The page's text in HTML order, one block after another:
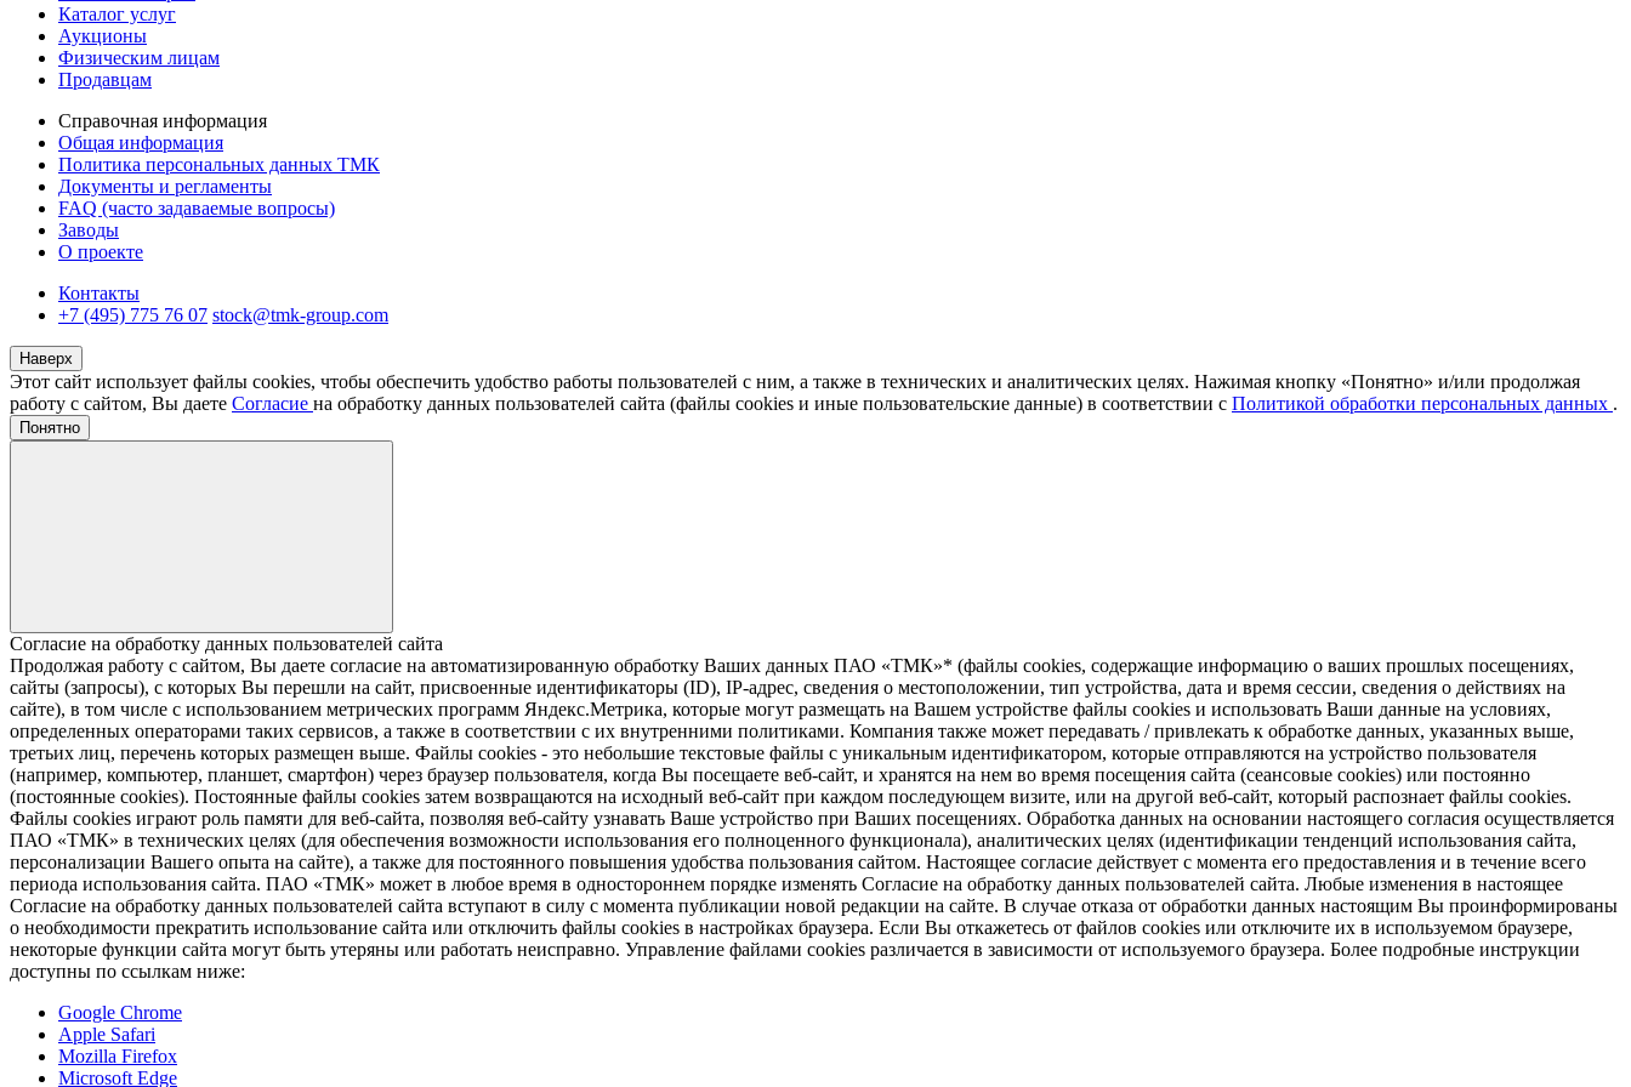
Каталог услуг
Аукционы
Физическим лицам
Продавцам
Справочная информация
Общая информация
Политика персональных данных ТМК
Документы и регламенты
FAQ (часто задаваемые вопросы)
Заводы
О проекте
Контакты
+7 (495) 775 76 07 stock@tmk-group.com
Наверх
Этот сайт использует файлы cookies, чтобы обеспечить удобство работы пользователей с ним, а также в технических и аналитических целях. Нажимая кнопку «Понятно» и/или продолжая
работу с сайтом, Вы даете Согласие на обработку данных пользователей сайта (файлы cookies и иные пользовательские данные) в соответствии с Политикой обработки персональных данных .
Понятно
Согласие на обработку данных пользователей сайта
Продолжая работу с сайтом, Вы даете согласие на автоматизированную обработку Ваших данных ПАО «ТМК»* (файлы cookies, содержащие информацию о ваших прошлых посещениях,
сайты (запросы), с которых Вы перешли на сайт, присвоенные идентификаторы (ID), IP-адрес, сведения о местоположении, тип устройства, дата и время сессии, сведения о действиях на
сайте), в том числе с использованием метрических программ Яндекс.Метрика, которые могут размещать на Вашем устройстве файлы cookies и использовать Ваши данные на условиях,
определенных операторами таких сервисов, а также в соответствии с их внутренними политиками. Компания также может передавать / привлекать к обработке данных, указанных выше,
третьих лиц, перечень которых размещен выше. Файлы cookies - это небольшие текстовые файлы с уникальным идентификатором, которые отправляются на устройство пользователя
(например, компьютер, планшет, смартфон) через браузер пользователя, когда Вы посещаете веб-сайт, и хранятся на нем во время посещения сайта (сеансовые cookies) или постоянно
(постоянные cookies). Постоянные файлы cookies затем возвращаются на исходный веб-сайт при каждом последующем визите, или на другой веб-сайт, который распознает файлы cookies.
Файлы cookies играют роль памяти для веб-сайта, позволяя веб-сайту узнавать Ваше устройство при Ваших посещениях. Обработка данных на основании настоящего согласия осуществляется
ПАО «ТМК» в технических целях (для обеспечения возможности использования его полноценного функционала), аналитических целях (идентификации тенденций использования сайта,
персонализации Вашего опыта на сайте), а также для постоянного повышения удобства пользования сайтом. Настоящее согласие действует с момента его предоставления и в течение всего
периода использования сайта. ПАО «ТМК» может в любое время в одностороннем порядке изменять Согласие на обработку данных пользователей сайта. Любые изменения в настоящее
Согласие на обработку данных пользователей сайта вступают в силу с момента публикации новой редакции на сайте. В случае отказа от обработки данных настоящим Вы проинформированы
о необходимости прекратить использование сайта или отключить файлы cookies в настройках браузера. Если Вы откажетесь от файлов cookies или отключите их в используемом браузере,
некоторые функции сайта могут быть утеряны или работать неисправно. Управление файлами cookies различается в зависимости от используемого браузера. Более подробные инструкции
доступны по ссылкам ниже:
Google Chrome
Apple Safari
Mozilla Firefox
Microsoft Edge